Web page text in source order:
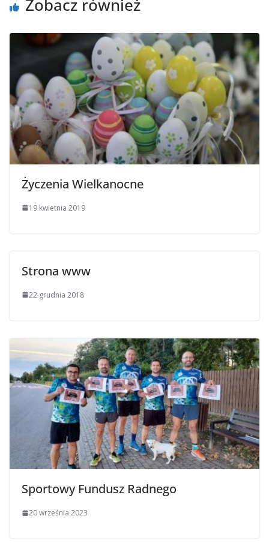
Zobacz również
Życzenia Wielkanocne
19 kwietnia 2019
Strona www
22 grudnia 2018
Sportowy Fundusz Radnego
20 września 2023